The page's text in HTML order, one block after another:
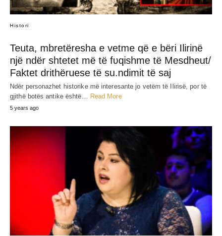
JEP MENDIMIN TËND